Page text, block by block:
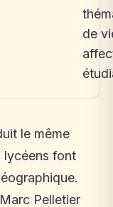
de
le même
lycéens font
Pelletier